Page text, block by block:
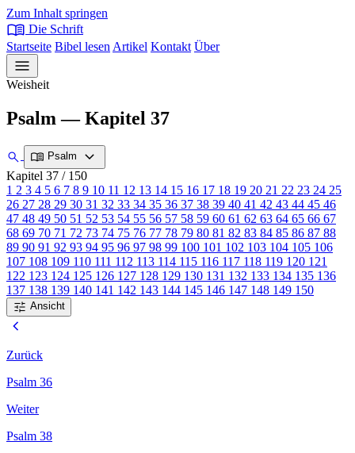
Zum Inhalt springen
menu_book Die Schrift
Startseite Bibel lesen Artikel Kontakt Über
menu
Weisheit
Psalm — Kapitel 37
search menu_book Psalm expand_more
Kapitel 37 / 150
1 2 3 4 5 6 7 8 9 10 11 12 13 14 15 16 17 18 19 20 21 22 23 24 25
26 27 28 29 30 31 32 33 34 35 36 37 38 39 40 41 42 43 44 45 46
47 48 49 50 51 52 53 54 55 56 57 58 59 60 61 62 63 64 65 66 67
68 69 70 71 72 73 74 75 76 77 78 79 80 81 82 83 84 85 86 87 88
89 90 91 92 93 94 95 96 97 98 99 100 101 102 103 104 105 106
107 108 109 110 111 112 113 114 115 116 117 118 119 120 121
122 123 124 125 126 127 128 129 130 131 132 133 134 135 136
137 138 139 140 141 142 143 144 145 146 147 148 149 150
tune Ansicht
chevron_left
Zurück
Psalm 36
Weiter
Psalm 38